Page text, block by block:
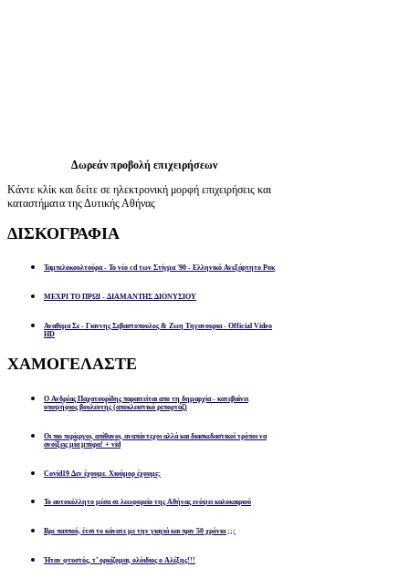
Δωρεάν προβολή επιχειρήσεων
Κάντε κλίκ και δείτε σε ηλεκτρονική μορφή επιχειρήσεις και
καταστήματα της Δυτικής Αθήνας
ΔΙΣΚΟΓΡΑΦΙΑ
Ταμπελοκουλτούρα - Το νέο cd των Στίγμα '90 - Ελληνικό Ανεξάρτητο Ροκ
ΜΕΧΡΙ ΤΟ ΠΡΩΙ - ΔΙΑΜΑΝΤΗΣ ΔΙΟΝΥΣΙΟΥ
Αναθεμα Σε - Γιαννης Σεβαστοπουλος & Ζωη Τηγανουρια - Official Video
HD
ΧΑΜΟΓΕΛΑΣΤΕ
Ο Ανδρέας Παχατουρίδης παραιτείται απο τη δημαρχία - κατεβαίνει
υποψήφιος βουλευτής (αποκλειστικό ρεπορτάζ)
Οι πιο περίεργοι, απίθανοι, αναπάντεχοι αλλά και διασκεδαστικοί τρόποι να
ανοίξεις μία μπύρα! + vid
Covid19 Δεν έχουμε. Χιούμορ έχουμε;
Το αυτοκόλλητο μέσα σε λεωφορείο της Αθήνας ενόψει καλοκαιριού
Βρε παππού, έτσι το κάνατε με την γιαγιά και πριν 50 χρόνια ;;;
Ήταν φτυστός, τ’ ορκίζομαι, ολόιδιος ο Αλέξης!!!